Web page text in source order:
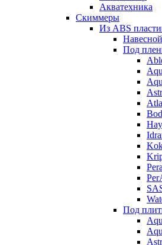
Акватехника
Скиммеры
Из ABS
Под
Под